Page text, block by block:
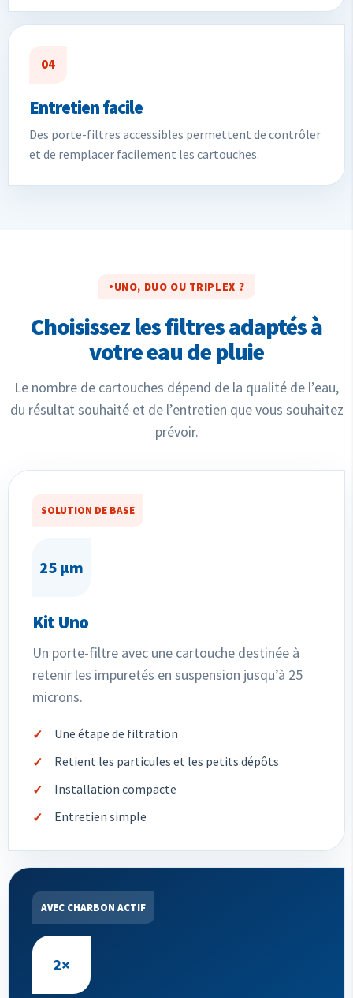
04
Entretien facile
Des porte-filtres accessibles permettent de contrôler
et de remplacer facilement les cartouches.
UNO, DUO OU TRIPLEX ?
Choisissez les filtres adaptés à
votre eau de pluie
Le nombre de cartouches dépend de la qualité de l’eau,
du résultat souhaité et de l’entretien que vous souhaitez
prévoir.
SOLUTION DE BASE
25 µm
Kit Uno
Un porte-filtre avec une cartouche destinée à
retenir les impuretés en suspension jusqu’à 25
microns.
Une étape de filtration
Retient les particules et les petits dépôts
Installation compacte
Entretien simple
AVEC CHARBON ACTIF
2×